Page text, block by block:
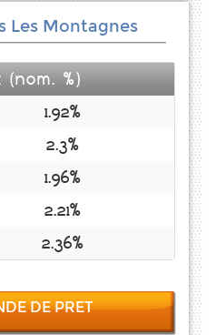
Les Montagnes
(nom. %)
1.92%
2.3%
1.96%
2.21%
2.36%
DE PRET